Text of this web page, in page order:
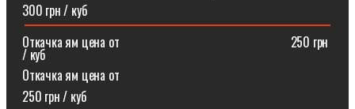
300 грн / куб
Откачка ям цена от ⠀⠀⠀⠀⠀⠀⠀⠀⠀⠀⠀⠀⠀⠀⠀⠀⠀⠀250 грн
/ куб
Откачка ям цена от
250 грн / куб